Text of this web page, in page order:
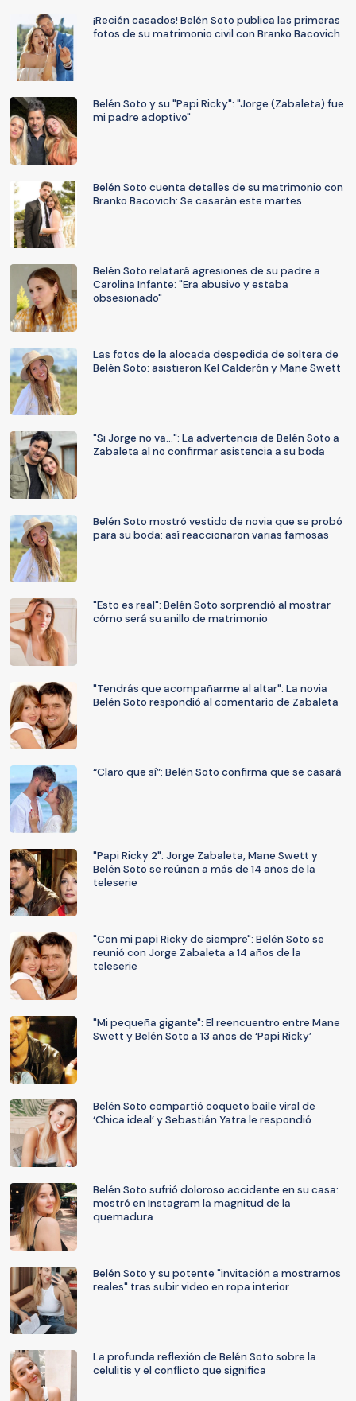
¡Recién casados! Belén Soto publica las primeras
fotos de su matrimonio civil con Branko Bacovich
Belén Soto y su "Papi Ricky": "Jorge (Zabaleta) fue
mi padre adoptivo"
Belén Soto cuenta detalles de su matrimonio con
Branko Bacovich: Se casarán este martes
Belén Soto relatará agresiones de su padre a
Carolina Infante: "Era abusivo y estaba
obsesionado"
Las fotos de la alocada despedida de soltera de
Belén Soto: asistieron Kel Calderón y Mane Swett
"Si Jorge no va...": La advertencia de Belén Soto a
Zabaleta al no confirmar asistencia a su boda
Belén Soto mostró vestido de novia que se probó
para su boda: así reaccionaron varias famosas
"Esto es real": Belén Soto sorprendió al mostrar
cómo será su anillo de matrimonio
"Tendrás que acompañarme al altar": La novia
Belén Soto respondió al comentario de Zabaleta
“Claro que sí”: Belén Soto confirma que se casará
"Papi Ricky 2": Jorge Zabaleta, Mane Swett y
Belén Soto se reúnen a más de 14 años de la
teleserie
"Con mi papi Ricky de siempre": Belén Soto se
reunió con Jorge Zabaleta a 14 años de la
teleserie
"Mi pequeña gigante": El reencuentro entre Mane
Swett y Belén Soto a 13 años de ‘Papi Ricky’
Belén Soto compartió coqueto baile viral de
‘Chica ideal’ y Sebastián Yatra le respondió
Belén Soto sufrió doloroso accidente en su casa:
mostró en Instagram la magnitud de la
quemadura
Belén Soto y su potente "invitación a mostrarnos
reales" tras subir video en ropa interior
La profunda reflexión de Belén Soto sobre la
celulitis y el conflicto que significa